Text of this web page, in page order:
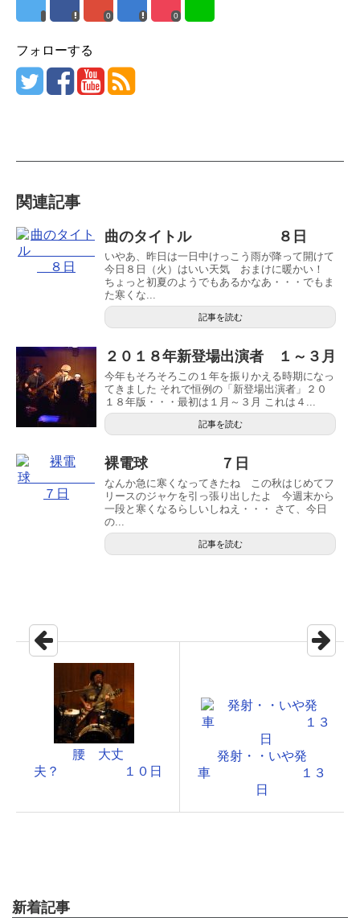
0 0
フォローする
関連記事
曲のタイトル ８日
いやあ、昨日は一日中けっこう雨が降って開けて
今日８日（火）はいい天気 おまけに暖かい！
ちょっと初夏のようでもあるかなあ・・・でもま
た寒くな...
記事を読む
２０１８年新登場出演者 １～３月
今年もそろそろこの１年を振りかえる時期になっ
てきました それで恒例の「新登場出演者」２０
１８年版・・・最初は１月～３月 これは４...
記事を読む
裸電球 ７日
なんか急に寒くなってきたね この秋はじめてフ
リースのジャケを引っ張り出したよ 今週末から
一段と寒くなるらしいしねえ・・・ さて、今日
の...
記事を読む
腰 大丈
夫？ １０日
発射・・いや発
車 １３
日
新着記事